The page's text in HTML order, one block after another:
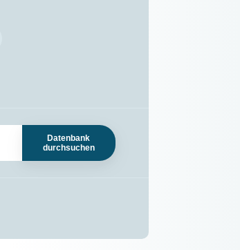
Datenbank
durchsuchen